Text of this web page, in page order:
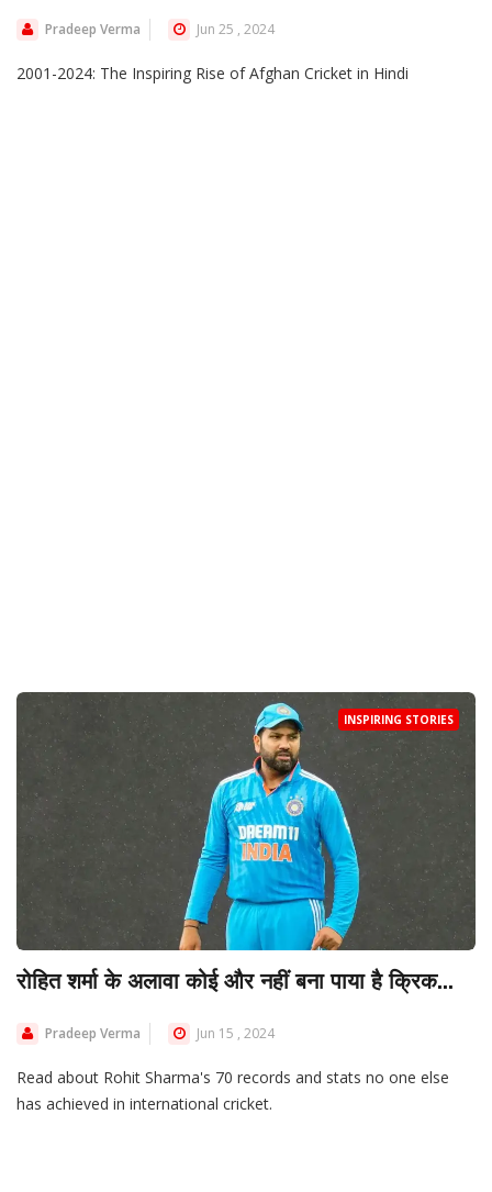
Pradeep Verma Jun 25 , 2024
2001-2024: The Inspiring Rise of Afghan Cricket in Hindi
INSPIRING STORIES
रोहित शर्मा के अलावा कोई और नहीं बना पाया है क्रिक...
Pradeep Verma Jun 15 , 2024
Read about Rohit Sharma's 70 records and stats no one else
has achieved in international cricket.